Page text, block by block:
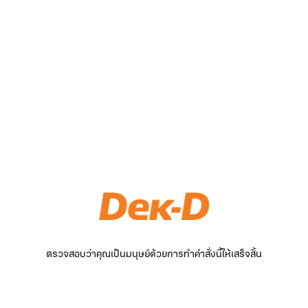
ตรวจสอบว่าคุณเป็นมนุษย์ด้วยการทำคำสั่งนี้ให้เสร็จสิ้น